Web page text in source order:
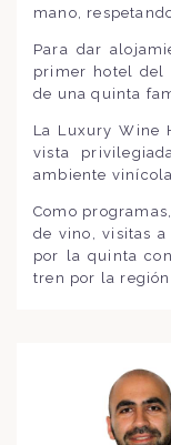
mano,
Para dar
primer hotel del
de una quinta
La Luxury Wine
vista
ambiente
Como
de vino, visitas
por la quinta
tren por la región.